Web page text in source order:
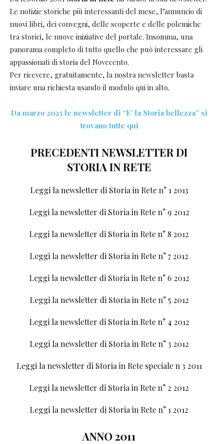
Le notizie storiche più interessanti del mese, l’annuncio di
nuovi libri, dei convegni, delle scoperte e delle polemiche
tra storici, le nuove iniziative del portale. Insomma, una
panorama completo di tutto quello che può interessare gli
appassionati di storia del Novecento.
Per ricevere, gratuitamente, la nostra newsletter basta
inviare una richiesta usando il modulo qui in alto.
Da marzo 2025 le newsletter di “E’ la Storia bellezza” si
trovano tutte qui
PRECEDENTI NEWSLETTER DI
STORIA IN RETE
Leggi la newsletter di Storia in Rete n° 1 2013
Leggi la newsletter di Storia in Rete n° 9 2012
Leggi la newsletter di Storia in Rete n° 8 2012
Leggi la newsletter di Storia in Rete n° 7 2012
Leggi la newsletter di Storia in Rete n° 6 2012
Leggi la newsletter di Storia in Rete n° 5 2012
Leggi la newsletter di Storia in Rete n° 4 2012
Leggi la newsletter di Storia in Rete n° 3 2012
Leggi la newsletter di Storia in Rete speciale n 3 2011
Leggi la newsletter di Storia in Rete n° 2 2012
Leggi la newsletter di Storia in Rete n° 1 2012
ANNO 2011